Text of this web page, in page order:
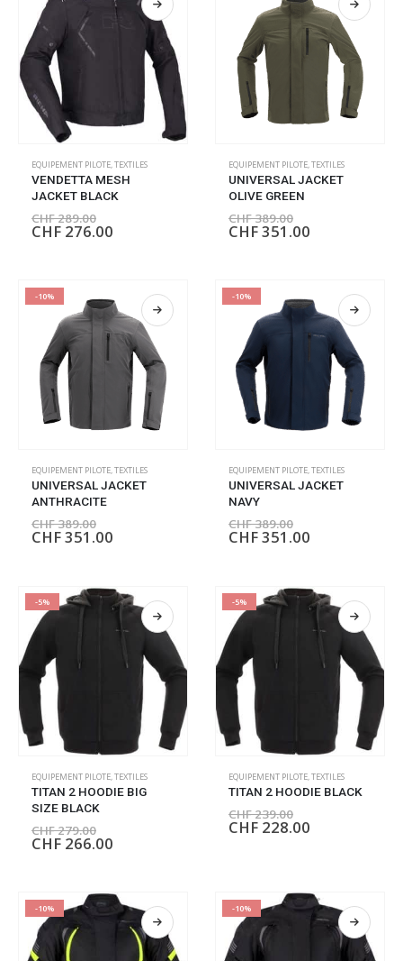
EQUIPEMENT PILOTE,TEXTILES
VENDETTA MESH
JACKET BLACK
CHF289.00
CHF 276.00
EQUIPEMENT PILOTE,TEXTILES
UNIVERSAL JACKET
OLIVE GREEN
CHF389.00
CHF351.00
-10%
EQUIPEMENT PILOTE,TEXTILES
UNIVERSAL JACKET
ANTHRACITE
CHF389.00
CHF351.00
-10%
EQUIPEMENT PILOTE,TEXTILES
UNIVERSAL JACKET
NAVY
CHF389.00
CHF351.00
-5%
EQUIPEMENT PILOTE,TEXTILES
TITAN 2 HOODIE BIG
SIZE BLACK
CHF279.00
CHF 266.00
-5%
EQUIPEMENT PILOTE,TEXTILES
TITAN 2 HOODIE BLACK
CHF239.00
CHF 228.00
-10% -10%